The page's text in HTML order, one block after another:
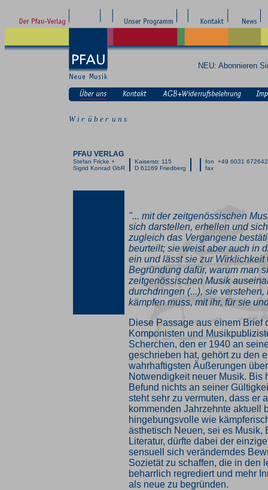
NEU: Abonnieren
W i r ü b e r u n s
PFAU VERLAG
Stefan Fricke +
Sigrid Konrad GbR
Kaiserstr. 115
D 61169 Friedberg
fon +49 6031
fax
"... mit der zeitgenössischen
sich darstellen, erhellen und
zugleich das Vergangene
beurteilt; sie weist aber auch in
ein und lässt sie zur Wirklichkeit
Begründung dafür, warum man
zeitgenössischen Musik
durchdringen (...), sie
kämpfen muss, mit ihr, für sie
Diese Passage aus einem Brief
Komponisten und
Scherchen, den er 1940 an
geschrieben hat, gehört zu den
wahrhaftigsten Äußerungen
Notwendigkeit neuer Musik. Bis
Befund nichts an seiner
steht sehr zu vermuten, dass er
kommenden Jahrzehnte aktuell
hingebungsvolle wie
ästhetisch Neuen, sei es Musik,
Literatur, dürfte dabei der
sensuell sich veränderndes
Sozietät zu schaffen, die in den
beharrlich regrediert und mehr
als neue zu begründen.